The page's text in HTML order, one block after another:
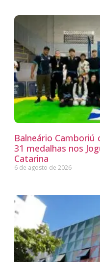
Balneário
31 medalhas nos
Catarina
6 de agosto de 2026